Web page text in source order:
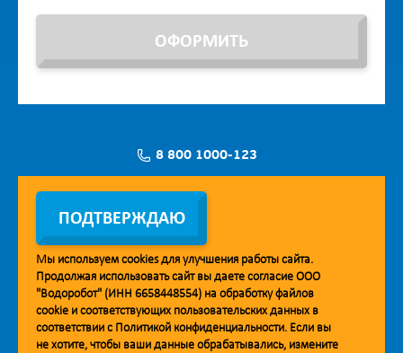
ОФОРМИТЬ
8 800 1000-123
Заявка на установку
Мобильное приложение Vodorobot
ПОДТВЕРЖДАЮ
Мы используем cookiesдля улучшения работы сайта.
Продолжая использовать сайт вы даете согласие ООО
"Водоробот" (ИНН 6658448554) на обработку файлов
cookie и соответствующих пользовательских данных в
соответствии с Политикой конфиденциальности. Если вы
не хотите, чтобы ваши данные обрабатывались, измените